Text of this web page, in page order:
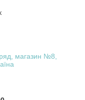
магазин №8,